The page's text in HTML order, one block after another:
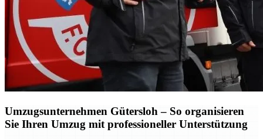
Umzugsunternehmen Gütersloh – So organisieren
Sie Ihren Umzug mit professioneller Unterstützung